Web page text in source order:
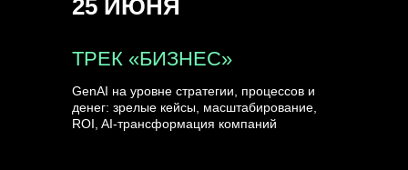
ТРЕК «БИЗНЕС»
GenAI на уровне стратегии, процессов и
денег: зрелые кейсы, масштабирование,
ROI, AI-трансформация компаний
25 ИЮНЯ
УЗНАТЬ БОЛЬШЕ